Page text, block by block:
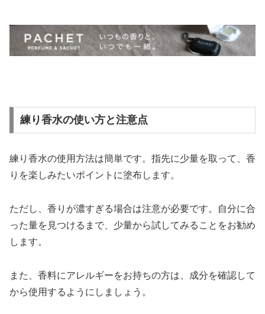
練り香水の使い方と注意点
練り香水の使用方法は簡単です。指先に少量を取って、香
りを楽しみたいポイントに塗布します。
ただし、香りが濃すぎる場合は注意が必要です。自分に合
った量を見つけるまで、少量から試してみることをお勧め
します。
また、香料にアレルギーをお持ちの方は、成分を確認して
から使用するようにしましょう。